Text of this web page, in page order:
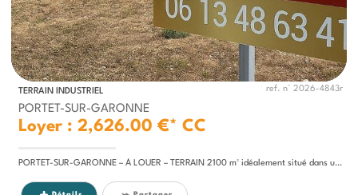
TERRAIN INDUSTRIEL ref. n° 2026-4843r
PORTET-SUR-GARONNE
Loyer : 2,626.00 €* CC
PORTET-SUR-GARONNE – À LOUER – TERRAIN 2100 m² idéalement situé dans un secteur dynamique, offrant une excellente...